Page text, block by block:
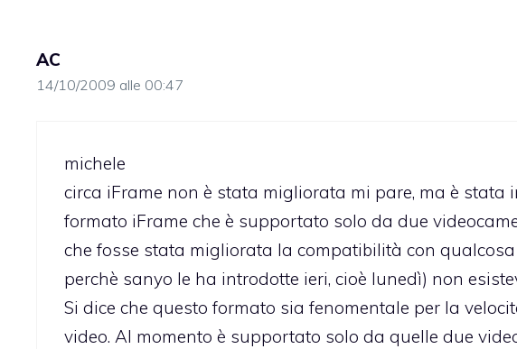
AC
14/10/2009 alle 00:47
michele
circa iFrame non è stata migliorata mi pare, ma è
formato iFrame che è supportato solo da due
che fosse stata migliorata la compatibilità con
perchè sanyo le ha introdotte ieri, cioè lunedì) non
Si dice che questo formato sia fenomentale per la
video. Al momento è supportato solo da quelle due